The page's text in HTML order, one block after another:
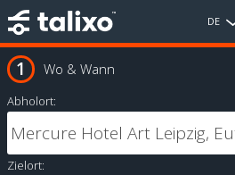
DE
Wo & Wann
Abholort:
Zielort: